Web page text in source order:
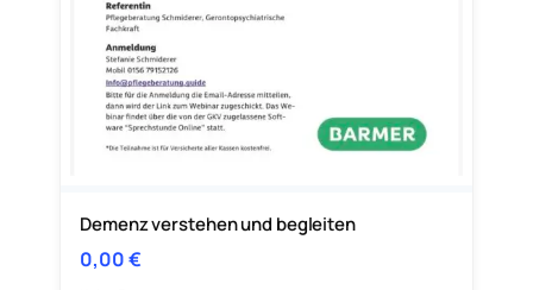
Demenz verstehen und begleiten
0,00€